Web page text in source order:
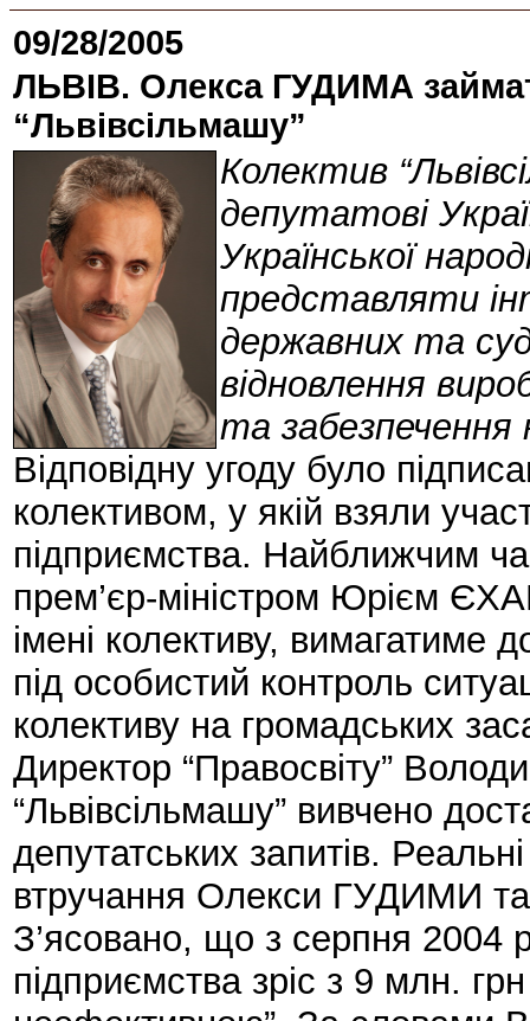
09/28/2005
ЛЬВІВ. Олекса ГУДИМА
“Львівсільмашу”
Колектив
депутатові
Української
представляти
державних та
відновлення
та забезпечення
Відповідну угоду було
колективом, у якій взяли
підприємства. Найближчим
прем’єр-міністром Юрієм
імені колективу, вимагатиме
під особистий контроль
колективу на громадських
Директор “Правосвіту”
“Львівсільмашу” вивчено
депутатських запитів.
втручання Олекси ГУДИМИ та
З’ясовано, що з серпня 2004
підприємства зріс з 9 млн.